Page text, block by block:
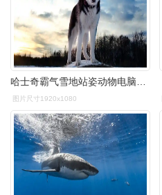
哈士奇霸气雪地站姿动物电脑桌面壁纸
图片尺寸1920x1080